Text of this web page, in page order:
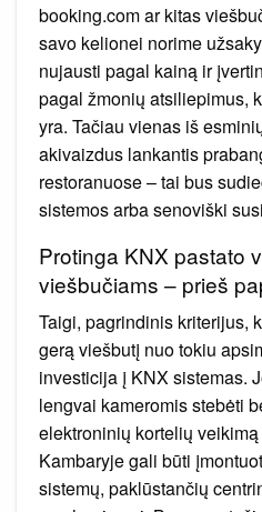
booking.com ar kitas
savo kelionei norime
nujausti pagal kainą ir
pagal žmonių atsiliepimus,
yra. Tačiau vienas iš
akivaizdus lankantis
restoranuose – tai bus
sistemos arba senoviški
Protinga KNX pastato
viešbučiams – prieš
Taigi, pagrindinis kriterijus,
gerą viešbutį nuo tokiu
investicija į KNX sistemas.
lengvai kameromis stebėti
elektroninių kortelių
Kambaryje gali būti
sistemų, paklūstančių